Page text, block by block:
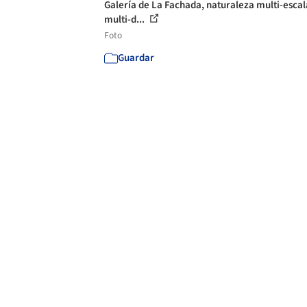
Galería de La Fachada, naturaleza multi-
multi-d...
Foto
Guardar